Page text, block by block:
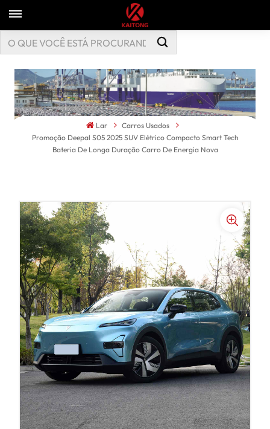
Lar
Carros Usados
Promoção Deepal S05 2025 SUV Elétrico Compacto Smart Tech
Bateria De Longa Duração Carro De Energia Nova